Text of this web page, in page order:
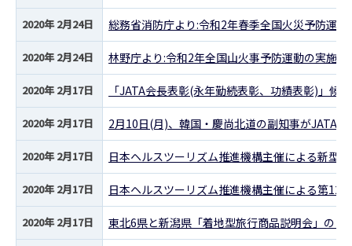
2020年 2月24日 総務省消防庁より:令和2年春季全国火災予防運
2020年 2月24日 林野庁より:令和2年全国山火事予防運動の実施に
2020年 2月17日 「JATA会長表彰(永年勤続表彰、功績表彰)」候
2020年 2月17日 2月10日(月)、韓国・慶尚北道の副知事がJATA
2020年 2月17日 日本ヘルスツーリズム推進機構主催による新型
2020年 2月17日 日本ヘルスツーリズム推進機構主催による第12
2020年 2月17日 東北6県と新潟県「着地型旅行商品説明会」のご